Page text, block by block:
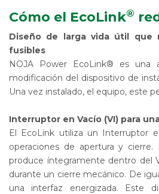
Cómo el EcoLink®
Diseño de larga vida útil que
fusibles
NOJA Power EcoLink® es una
modificación del dispositivo de
Una vez instalado, el equipo, este
Interruptor en Vacío (VI) para
El EcoLink utiliza un Interruptor
operaciones de apertura y
produce íntegramente dentro del
durante un cierre mecánico. De
una interfaz energizada. Este